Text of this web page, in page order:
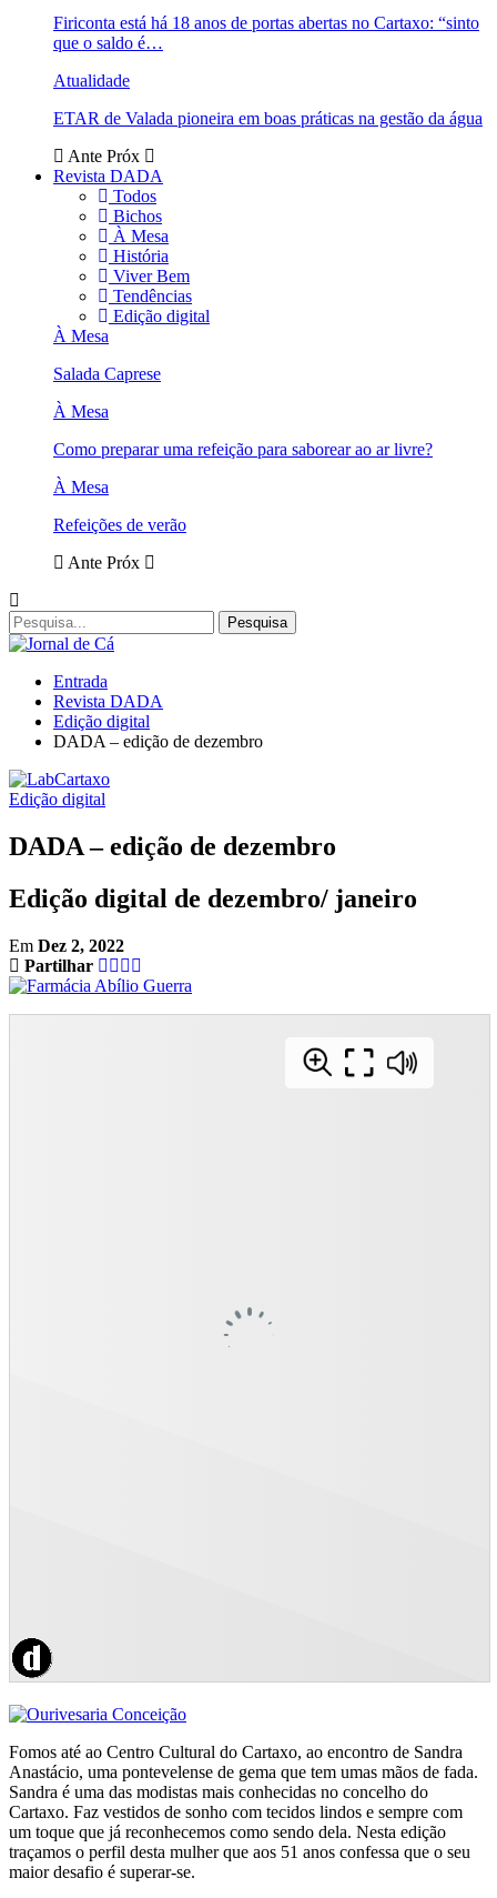
Firiconta está há 18 anos de portas abertas no Cartaxo: “sinto
que o saldo é…
Atualidade
ETAR de Valada pioneira em boas práticas na gestão da água
Ante Próx
Revista DADA
Todos
Bichos
À Mesa
História
Viver Bem
Tendências
Edição digital
À Mesa
Salada Caprese
À Mesa
Como preparar uma refeição para saborear ao ar livre?
À Mesa
Refeições de verão
Ante Próx
Entrada
Revista DADA
Edição digital
DADA – edição de dezembro
Edição digital
DADA – edição de dezembro
Edição digital de dezembro/ janeiro
Em Dez 2, 2022
Partilhar
Fomos até ao Centro Cultural do Cartaxo, ao encontro de Sandra
Anastácio, uma pontevelense de gema que tem umas mãos de fada.
Sandra é uma das modistas mais conhecidas no concelho do
Cartaxo. Faz vestidos de sonho com tecidos lindos e sempre com
um toque que já reconhecemos como sendo dela. Nesta edição
traçamos o perfil desta mulher que aos 51 anos confessa que o seu
maior desafio é superar-se.